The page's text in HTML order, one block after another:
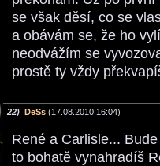
se však děsí, co se
a obávám se, že ho
neodvážím se
prostě ty vždy
22) DeSs (17.08.2010 16:04)
René a Carlisle...
to bohatě vynahradíš